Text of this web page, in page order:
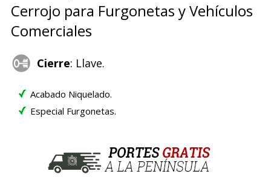
Cerrojo para Furgonetas y Vehículos
Comerciales
Cierre: Llave.
Acabado Niquelado.
Especial Furgonetas.